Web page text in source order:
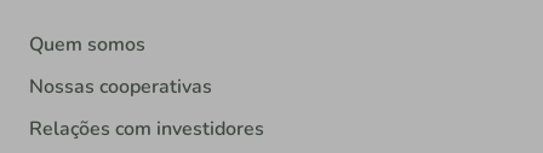
Quem somos
Nossas cooperativas
Relações com investidores